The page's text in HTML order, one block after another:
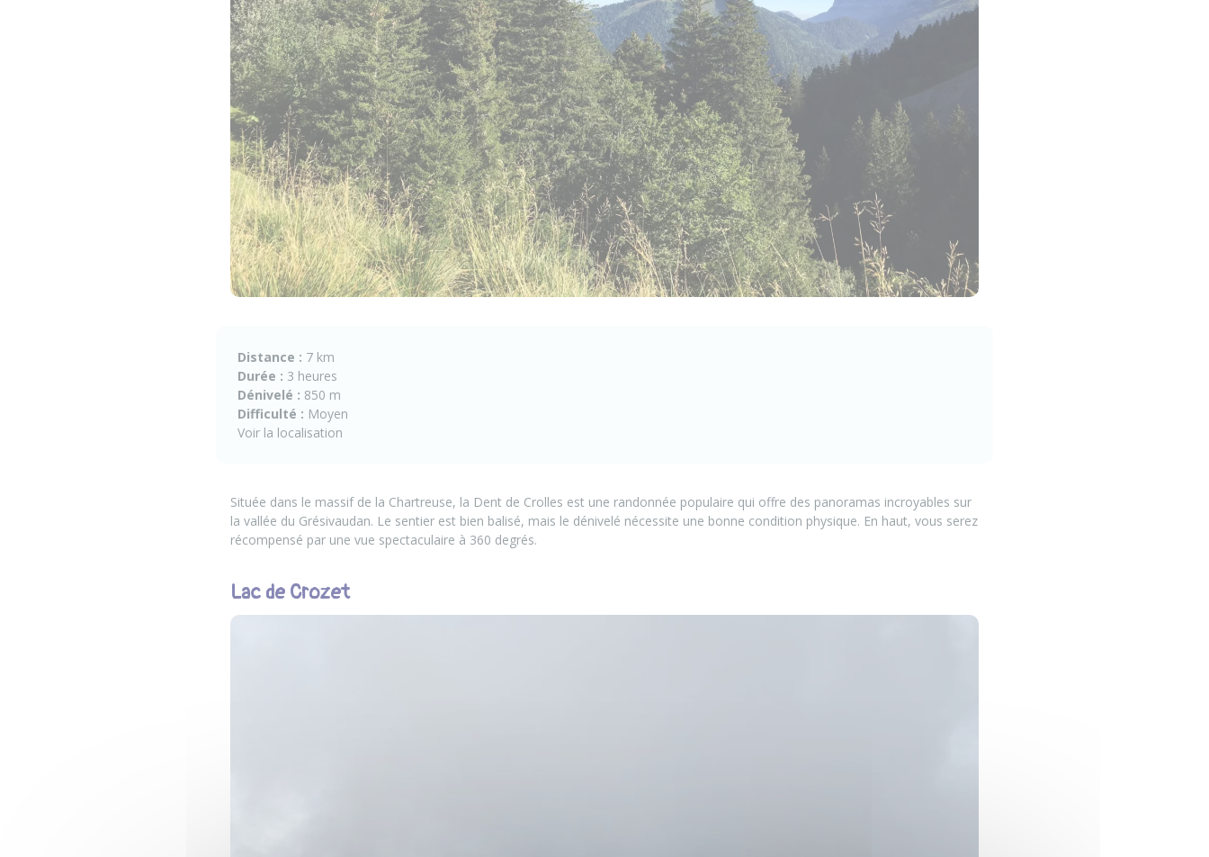
Distance : 7 km
Durée : 3 heures
Dénivelé : 850 m
Difficulté : Moyen
Voir la localisation
Située dans le massif de la Chartreuse, la Dent de Crolles est une randonnée populaire qui offre des panoramas incroyables sur
la vallée du Grésivaudan. Le sentier est bien balisé, mais le dénivelé nécessite une bonne condition physique. En haut, vous serez
récompensé par une vue spectaculaire à 360 degrés.
Lac de Crozet